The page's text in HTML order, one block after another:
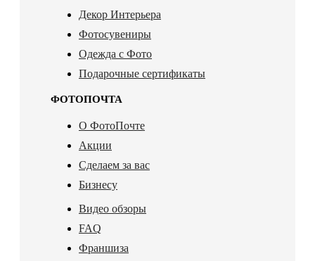
Декор Интерьера
Фотосувениры
Одежда с Фото
Подарочные сертификаты
ФОТОПОЧТА
О ФотоПочте
Акции
Сделаем за вас
Бизнесу
Видео обзоры
FAQ
Франшиза